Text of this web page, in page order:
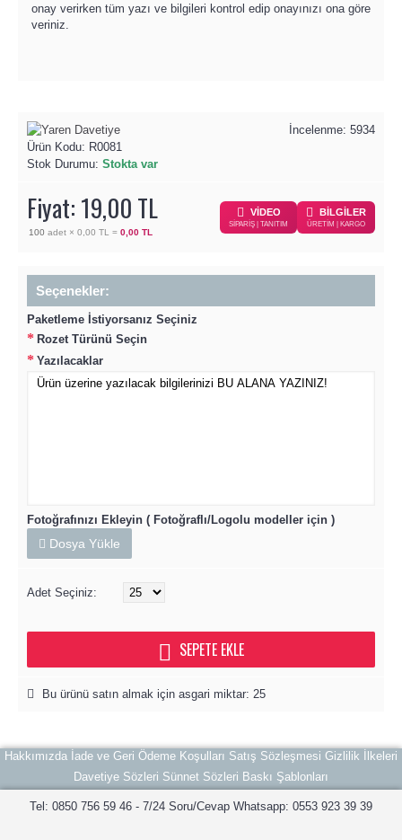
onay verirken tüm yazı ve bilgileri kontrol edip onayınızı ona göre
veriniz.
İncelenme: 5934
Ürün Kodu: R0081
Stok Durumu: Stokta var
Fiyat: 19,00 TL
100 adet × 0,00 TL = 0,00 TL
VİDEO
SİPARİŞ | TANITIM
BİLGİLER
ÜRETİM | KARGO
Seçenekler:
Paketleme İstiyorsanız Seçiniz
Rozet Türünü Seçin
Yazılacaklar
Fotoğrafınızı Ekleyin ( Fotoğraflı/Logolu modeller için )
Dosya Yükle
Adet Seçiniz:
SEPETE EKLE
Bu ürünü satın almak için asgari miktar: 25
Hakkımızda İade ve Geri Ödeme Koşulları Satış Sözleşmesi Gizlilik İlkeleri
Davetiye Sözleri Sünnet Sözleri Baskı Şablonları
Tel: 0850 756 59 46 - 7/24 Soru/Cevap Whatsapp: 0553 923 39 39